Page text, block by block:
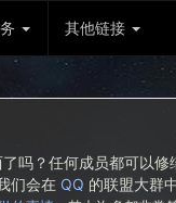
其他链接
吗？任何成员都可以
们会在 QQ 的联盟大群